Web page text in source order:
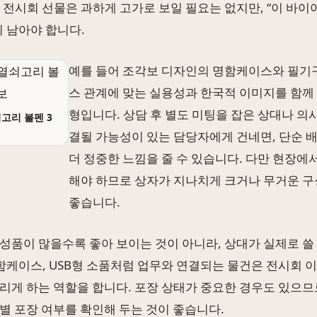
시회 선물은 과하게 고가로 보일 필요는 없지만, “이 바이
남아야 합니다.
리 볼펜 3
예를 들어 조각보 디자인의 명함케이스와 필기
스 관계에 맞는 실용성과 한국적 이미지를 함
형입니다. 상담 후 별도 미팅을 잡은 상대나 의
결될 가능성이 있는 담당자에게 건네면, 단순
더 정중한 느낌을 줄 수 있습니다. 다만 현장에
해야 하므로 상자가 지나치게 크거나 무거운
좋습니다.
품이 많을수록 좋아 보이는 것이 아니라, 상대가 실제로
케이스, USB형 소품처럼 업무와 연결되는 물건은 전시회
게 하는 역할을 합니다. 포장 상태가 중요한 경우도 있으
포장 여부를 확인해 두는 것이 좋습니다.